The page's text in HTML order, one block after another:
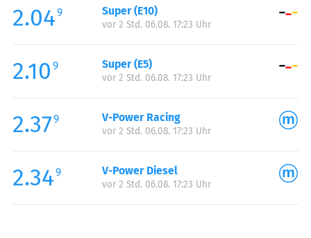
Samstag:
08:00-23:00
Sonntag:
2.049 Super (E10)
vor 2 Std. 06.08. 17:23 Uhr
2.10 9 Super (E5)
vor 2 Std. 06.08. 17:23 Uhr
2.379 V-Power Racing
vor 2 Std. 06.08. 17:23 Uhr
2.349 V-Power Diesel
vor 2 Std. 06.08. 17:23 Uhr